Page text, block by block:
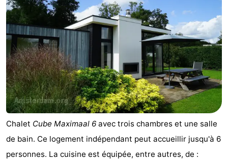
Chalet Cube Maximaal 6 avec trois chambres et une salle
de bain. Ce logement indépendant peut accueillir jusqu'à 6
personnes. La cuisine est équipée, entre autres, de :